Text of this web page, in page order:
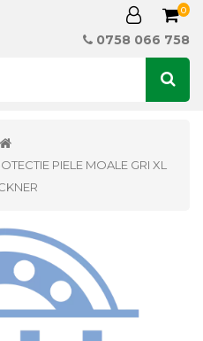
0
0758 066 758
PIELE MOALE GRI XL